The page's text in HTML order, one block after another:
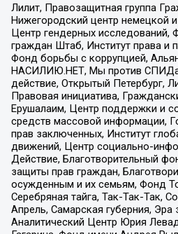
Лилит, Правозащитная группа
Нижегородский центр немецкой
Центр гендерных исследований,
граждан Штаб, Институт права и
Фонд борьбы с коррупцией,
НАСИЛИЮ.НЕТ, Мы против СПИДа,
действие, Открытый Петербург,
Правовая инициатива,
Ерушалаим, Центр поддержки и
средств массовой информации,
прав заключенных, Институт
движений, Центр социально-
Действие, Благотворительный
защиты прав граждан,
осужденным и их семьям, Фонд
Серебряная тайга, Так-Так-Так,
Апрель, Самарская губерния,
Аналитический Центр Юрия